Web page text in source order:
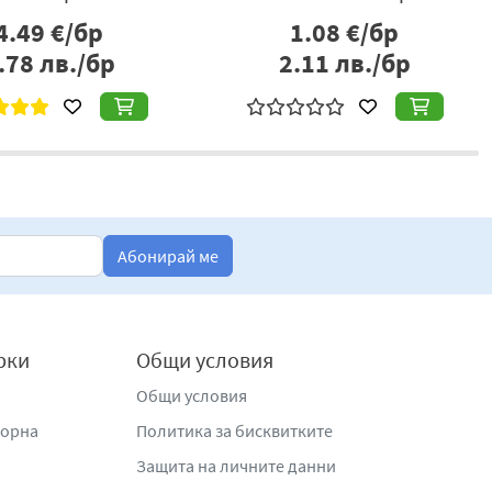
с пълнеж от лешников крем. Вкусна комбинация,
.
на бисквити и хранителни продукти; бул. „П.
www.papadopolou.com.
€/бр
лв./бр
1.08€/бр
2.11лв./бр
Абонирай ме
Общи условия
Общи условия
Политика за бисквитките
Защита на личните данни